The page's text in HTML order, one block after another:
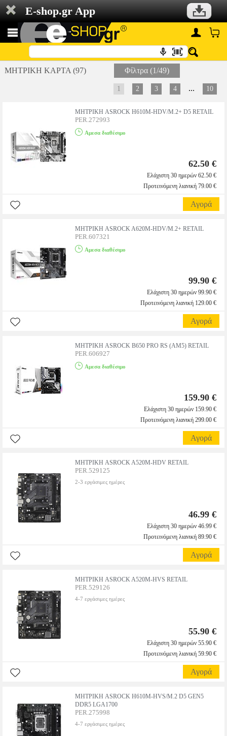
E-shop.gr App
ΜΗΤΡΙΚΗ ΚΑΡΤΑ (97) Φίλτρα (1/49)
1 2 3 4 ... 10
ΜΗΤΡΙΚΗ ASROCK H610M-HDV/M.2+ D5 RETAIL
PER.272993
Αμεσα διαθέσιμο
62.50 €
Ελάχιστη 30 ημερών 62.50 €
Προτεινόμενη λιανική 79.00 €
Αγορά
MHTΡΙΚΗ ASROCK A620M-HDV/M.2+ RETAIL
PER.607321
Αμεσα διαθέσιμο
99.90 €
Ελάχιστη 30 ημερών 99.90 €
Προτεινόμενη λιανική 129.00 €
Αγορά
ΜΗΤΡΙΚΗ ASROCK B650 PRO RS (AM5) RETAIL
PER.606927
Αμεσα διαθέσιμο
159.90 €
Ελάχιστη 30 ημερών 159.90 €
Προτεινόμενη λιανική 299.00 €
Αγορά
ΜΗΤΡΙΚΗ ASROCK A520M-HDV RETAIL
PER.529125
2-3 εργάσιμες ημέρες
46.99 €
Ελάχιστη 30 ημερών 46.99 €
Προτεινόμενη λιανική 89.90 €
Αγορά
ΜΗΤΡΙΚΗ ASROCK A520M-HVS RETAIL
PER.529126
4-7 εργάσιμες ημέρες
55.90 €
Ελάχιστη 30 ημερών 55.90 €
Προτεινόμενη λιανική 59.90 €
Αγορά
ΜΗΤΡΙΚΗ ASROCK H610M-HVS/M.2 D5 GEN5
DDR5 LGA1700
PER.275998
4-7 εργάσιμες ημέρες